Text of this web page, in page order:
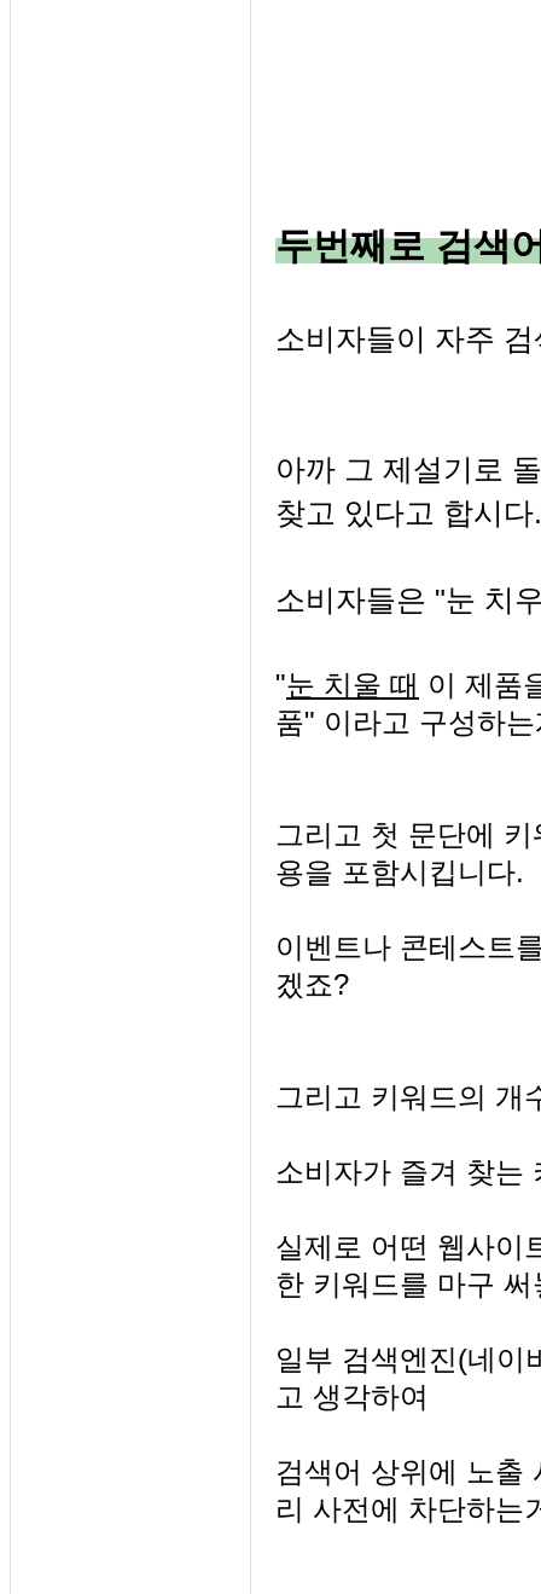
두번째로 검색
소비자들이 자주
아까 그 제설기로
찾고 있다고 합시다.
소비자들은 "눈 치
"눈 치울 때 이 제품
품" 이라고 구성하
그리고 첫 문단에
용을 포함시킵니다.
이벤트나 콘테스트
겠죠?
그리고 키워드의 개
소비자가 즐겨 찾는
실제로 어떤 웹사이
한 키워드를 마구
일부 검색엔진(네이
고 생각하여
검색어 상위에 노출
리 사전에 차단하는